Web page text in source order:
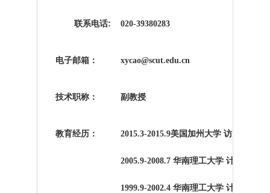
联系电话: 020-39380283
电子邮箱： xycao@scut.edu.cn
技术职称： 副教授
教育经历： 2015.3-2015.9美国加州大学 访问学者
2005.9-2008.7 华南理工大学 计算机应用
1999.9-2002.4 华南理工大学 计算机科